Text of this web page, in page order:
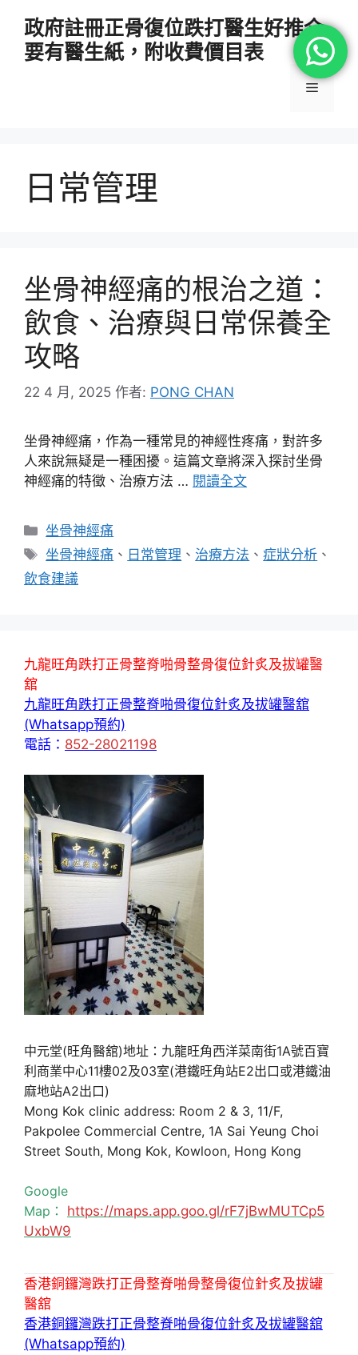
政府註冊正骨復位跌打醫生好推介
要有醫生紙，附收費價目表
選
日常管理
坐骨神經痛的根治之道：
飲食、治療與日常保養全
攻略
22 4 月, 2025 作者: PONG CHAN
坐骨神經痛，作為一種常見的神經性疼痛，對許多
人來說無疑是一種困擾。這篇文章將深入探討坐骨
神經痛的特徵、治療方法 … 閱讀全文
分
類
坐骨神經痛
標
籤
坐骨神經痛 、 日常管理 、 治療方法 、症狀分析 、
飲食建議
九龍旺角跌打正骨整脊啪骨整骨復位針炙及拔罐醫
舘
九龍旺角跌打正骨整脊啪骨復位針炙及拔罐醫舘
(Whatsapp預約)
電話： 852-28021198
中元堂(旺角醫舘)地址：九龍旺角西洋菜南街1A號百寶
利商業中心11樓02及03室(港鐵旺角站E2出口或港鐵油
麻地站A2出口)
Mong Kok clinic address: Room 2 & 3, 11/F,
Pakpolee Commercial Centre, 1A Sai Yeung Choi
Street South, Mong Kok, Kowloon, Hong Kong
Google
Map： https://maps.app.goo.gl/rF7jBwMUTCp5
UxbW9
香港銅鑼灣跌打正骨整脊啪骨整骨復位針炙及拔罐
醫舘
香港銅鑼灣跌打正骨整脊啪骨復位針炙及拔罐醫舘
(Whatsapp預約)